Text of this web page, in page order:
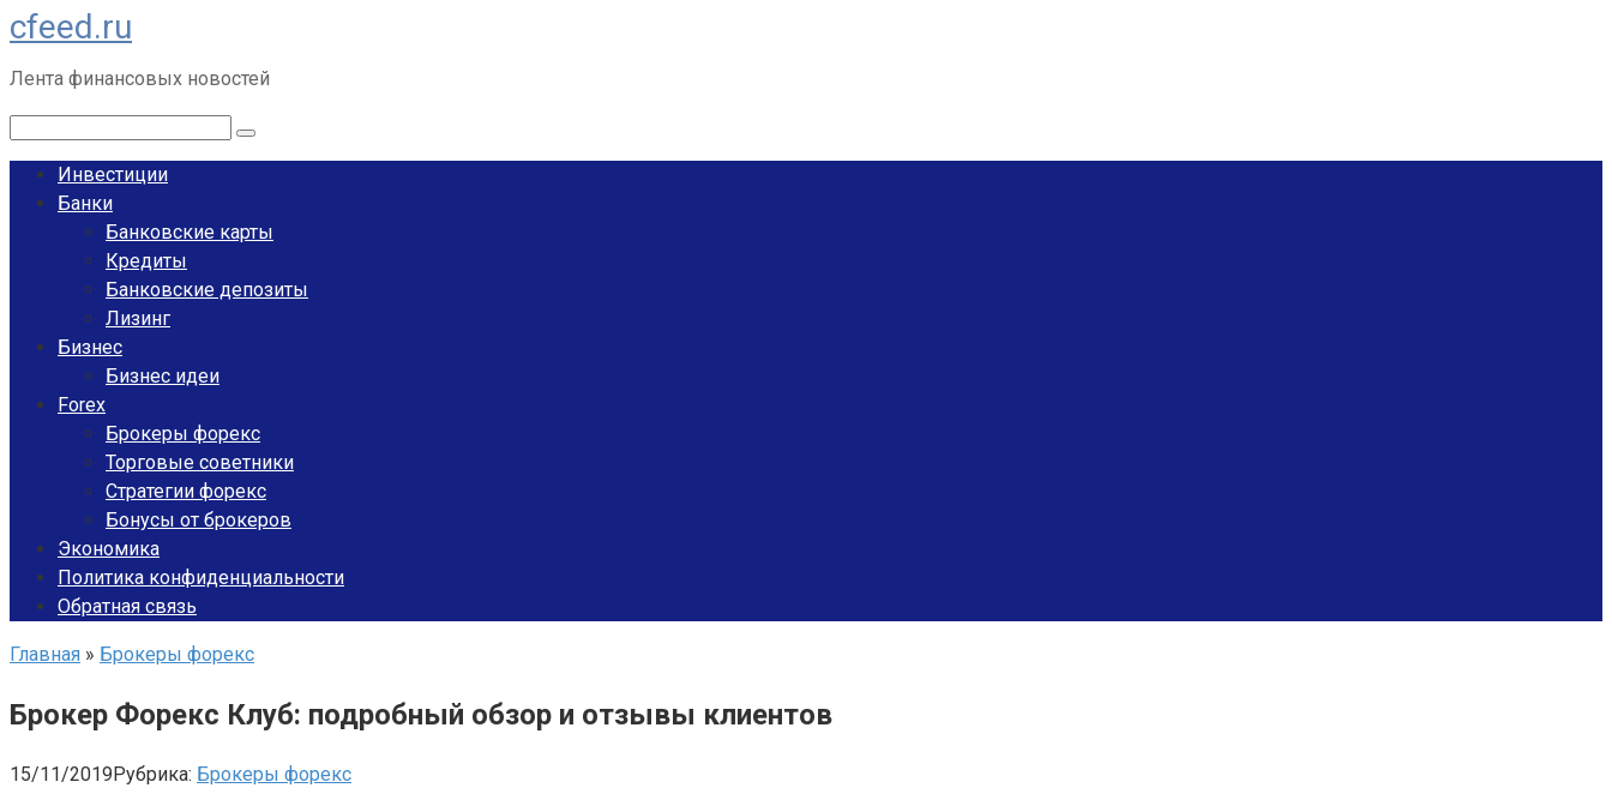
Перейти
к
контенту
cfeed.ru
Лента финансовых новостей
Инвестиции
Банки
Банковские карты
Кредиты
Банковские депозиты
Лизинг
Бизнес
Бизнес идеи
Forex
Брокеры форекс
Торговые советники
Стратегии форекс
Бонусы от брокеров
Экономика
Политика конфиденциальности
Обратная связь
Главная » Брокеры форекс
Брокер Форекс Клуб: подробный обзор и отзывы клиентов
15/11/2019Рубрика: Брокеры форекс